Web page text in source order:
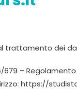
trattamento dei
679 –
https://